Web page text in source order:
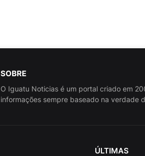
SOBRE
O Iguatu Noticias é um portal criado em
informações sempre baseado na verdade
ÚLTIMAS